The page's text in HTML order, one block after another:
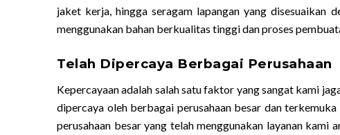
jaket kerja, hingga seragam lapangan yang disesuaikan
menggunakan bahan berkualitas tinggi dan proses
Telah Dipercaya Berbagai Perusahaan
Kepercayaan adalah salah satu faktor yang sangat kami
dipercaya oleh berbagai perusahaan besar dan
perusahaan besar yang telah menggunakan layanan